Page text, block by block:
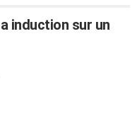
induction sur un